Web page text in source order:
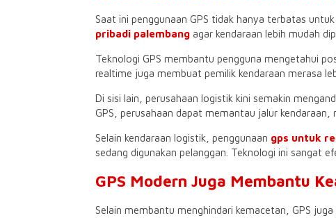
Saat ini penggunaan GPS tidak hanya terbatas
pribadi palembang agar kendaraan lebih mudah
Teknologi GPS membantu pengguna mengetahui
realtime juga membuat pemilik kendaraan merasa
Di sisi lain, perusahaan logistik kini semakin
GPS, perusahaan dapat memantau jalur
Selain kendaraan logistik, penggunaan gps untuk
sedang digunakan pelanggan. Teknologi ini sangat
GPS Modern Juga Membantu
Selain membantu menghindari kemacetan, GPS